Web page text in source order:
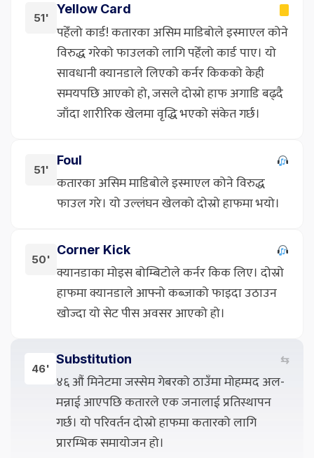
51'
Yellow Card
पहेँलो कार्ड! कतारका असिम माडिबोले इस्माएल कोने
विरुद्ध गरेको फाउलको लागि पहेँलो कार्ड पाए। यो
सावधानी क्यानडाले लिएको कर्नर किकको केही
समयपछि आएको हो, जसले दोस्रो हाफ अगाडि बढ्दै
जाँदा शारीरिक खेलमा वृद्धि भएको संकेत गर्छ।
51'
Foul
कतारका असिम माडिबोले इस्माएल कोने विरुद्ध
फाउल गरे। यो उल्लंघन खेलको दोस्रो हाफमा भयो।
50'
Corner Kick
क्यानडाका मोइस बोम्बिटोले कर्नर किक लिए। दोस्रो
हाफमा क्यानडाले आफ्नो कब्जाको फाइदा उठाउन
खोज्दा यो सेट पीस अवसर आएको हो।
46'
Substitution ⇆
४६ औं मिनेटमा जस्सेम गेबरको ठाउँमा मोहम्मद अल-
मन्नाई आएपछि कतारले एक जनालाई प्रतिस्थापन
गर्छ। यो परिवर्तन दोस्रो हाफमा कतारको लागि
प्रारम्भिक समायोजन हो।